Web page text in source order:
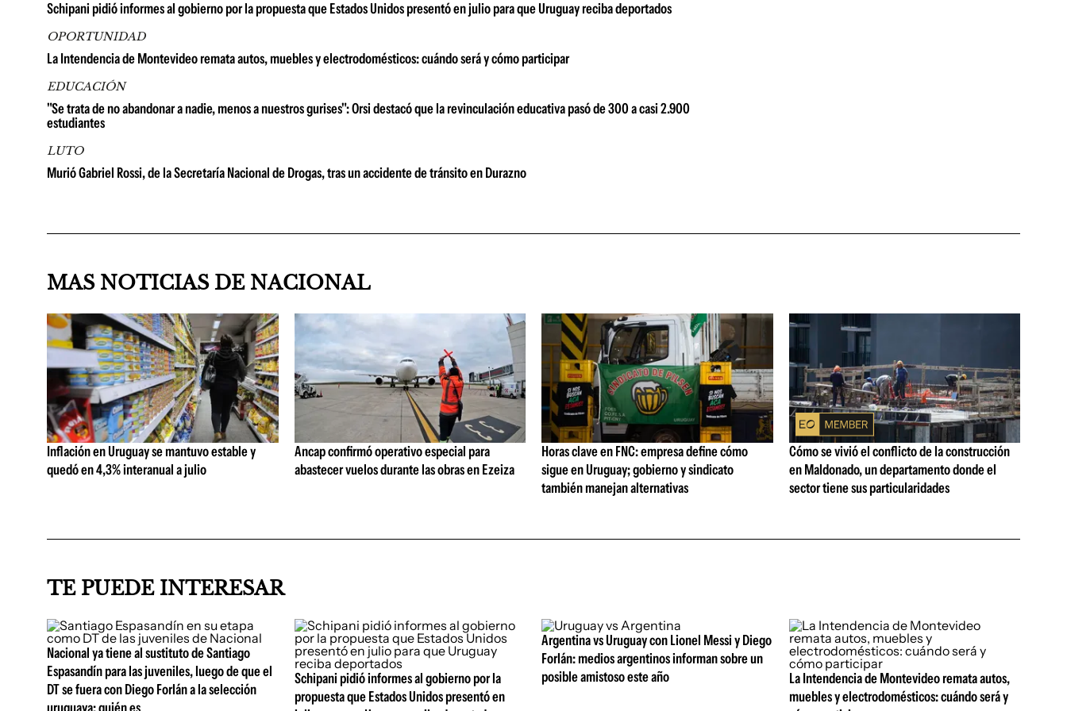
Schipani pidió informes al gobierno por la propuesta que Estados Unidos presentó en julio para que Uruguay reciba deportados
OPORTUNIDAD
La Intendencia de Montevideo remata autos, muebles y electrodomésticos: cuándo será y cómo participar
EDUCACIÓN
"Se trata de no abandonar a nadie, menos a nuestros gurises": Orsi destacó que la revinculación educativa pasó de 300 a casi 2.900
estudiantes
LUTO
Murió Gabriel Rossi, de la Secretaría Nacional de Drogas, tras un accidente de tránsito en Durazno
MAS NOTICIAS DE NACIONAL
Inflación en Uruguay se mantuvo estable y
quedó en 4,3% interanual a julio
Ancap confirmó operativo especial para
abastecer vuelos durante las obras en Ezeiza
Horas clave en FNC: empresa define cómo
sigue en Uruguay; gobierno y sindicato
también manejan alternativas
Cómo se vivió el conflicto de la construcción
en Maldonado, un departamento donde el
sector tiene sus particularidades
TE PUEDE INTERESAR
Nacional ya tiene al sustituto de Santiago
Espasandín para las juveniles, luego de que el
DT se fuera con Diego Forlán a la selección
Schipani pidió informes al gobierno por la
propuesta que Estados Unidos presentó en
Argentina vs Uruguay con Lionel Messi y Diego
Forlán: medios argentinos informan sobre un
posible amistoso este año
La Intendencia de Montevideo remata autos,
muebles y electrodomésticos: cuándo será y